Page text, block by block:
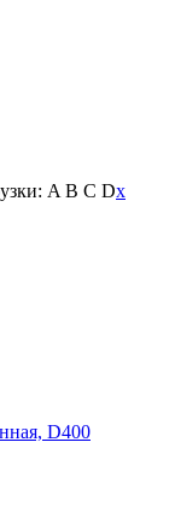
A B C Dx
D400